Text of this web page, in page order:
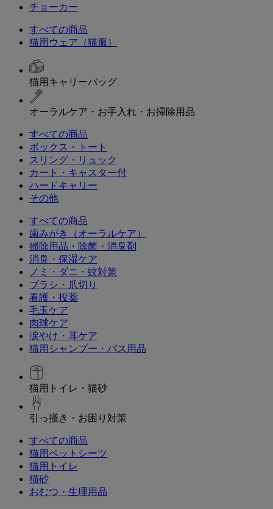
チョーカー
すべての商品
猫用ウェア（猫服）
猫用キャリーバッグ
オーラルケア・お手入れ・お掃除用品
すべての商品
ボックス・トート
スリング・リュック
カート・キャスター付
ハードキャリー
その他
すべての商品
歯みがき（オーラルケア）
掃除用品・除菌・消臭剤
消臭・保湿ケア
ノミ・ダニ・蚊対策
ブラシ・爪切り
看護・投薬
毛玉ケア
肉球ケア
涙やけ・耳ケア
猫用シャンプー・バス用品
猫用トイレ・猫砂
引っ掻き・お困り対策
すべての商品
猫用ペットシーツ
猫用トイレ
猫砂
おむつ・生理用品